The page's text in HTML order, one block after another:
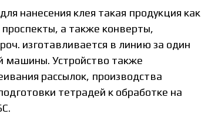
нанесения клея такая продукция как
а также конверты,
изготавливается в линию за один
машины. Устройство также
рассылок, производства
тетрадей к обработке на